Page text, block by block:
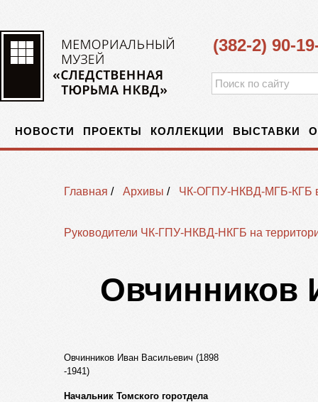
(382-2) 90-
НОВОСТИ ПРОЕКТЫ КОЛЛЕКЦИИ ВЫСТАВКИ
Главная / Архивы / ЧК-ОГПУ-НКВД-МГБ-КГБ
Руководители ЧК-ГПУ-НКВД-НКГБ на
Овчинников
Овчинников Иван Васильевич (1898
-1941)
Начальник Томского горотдела